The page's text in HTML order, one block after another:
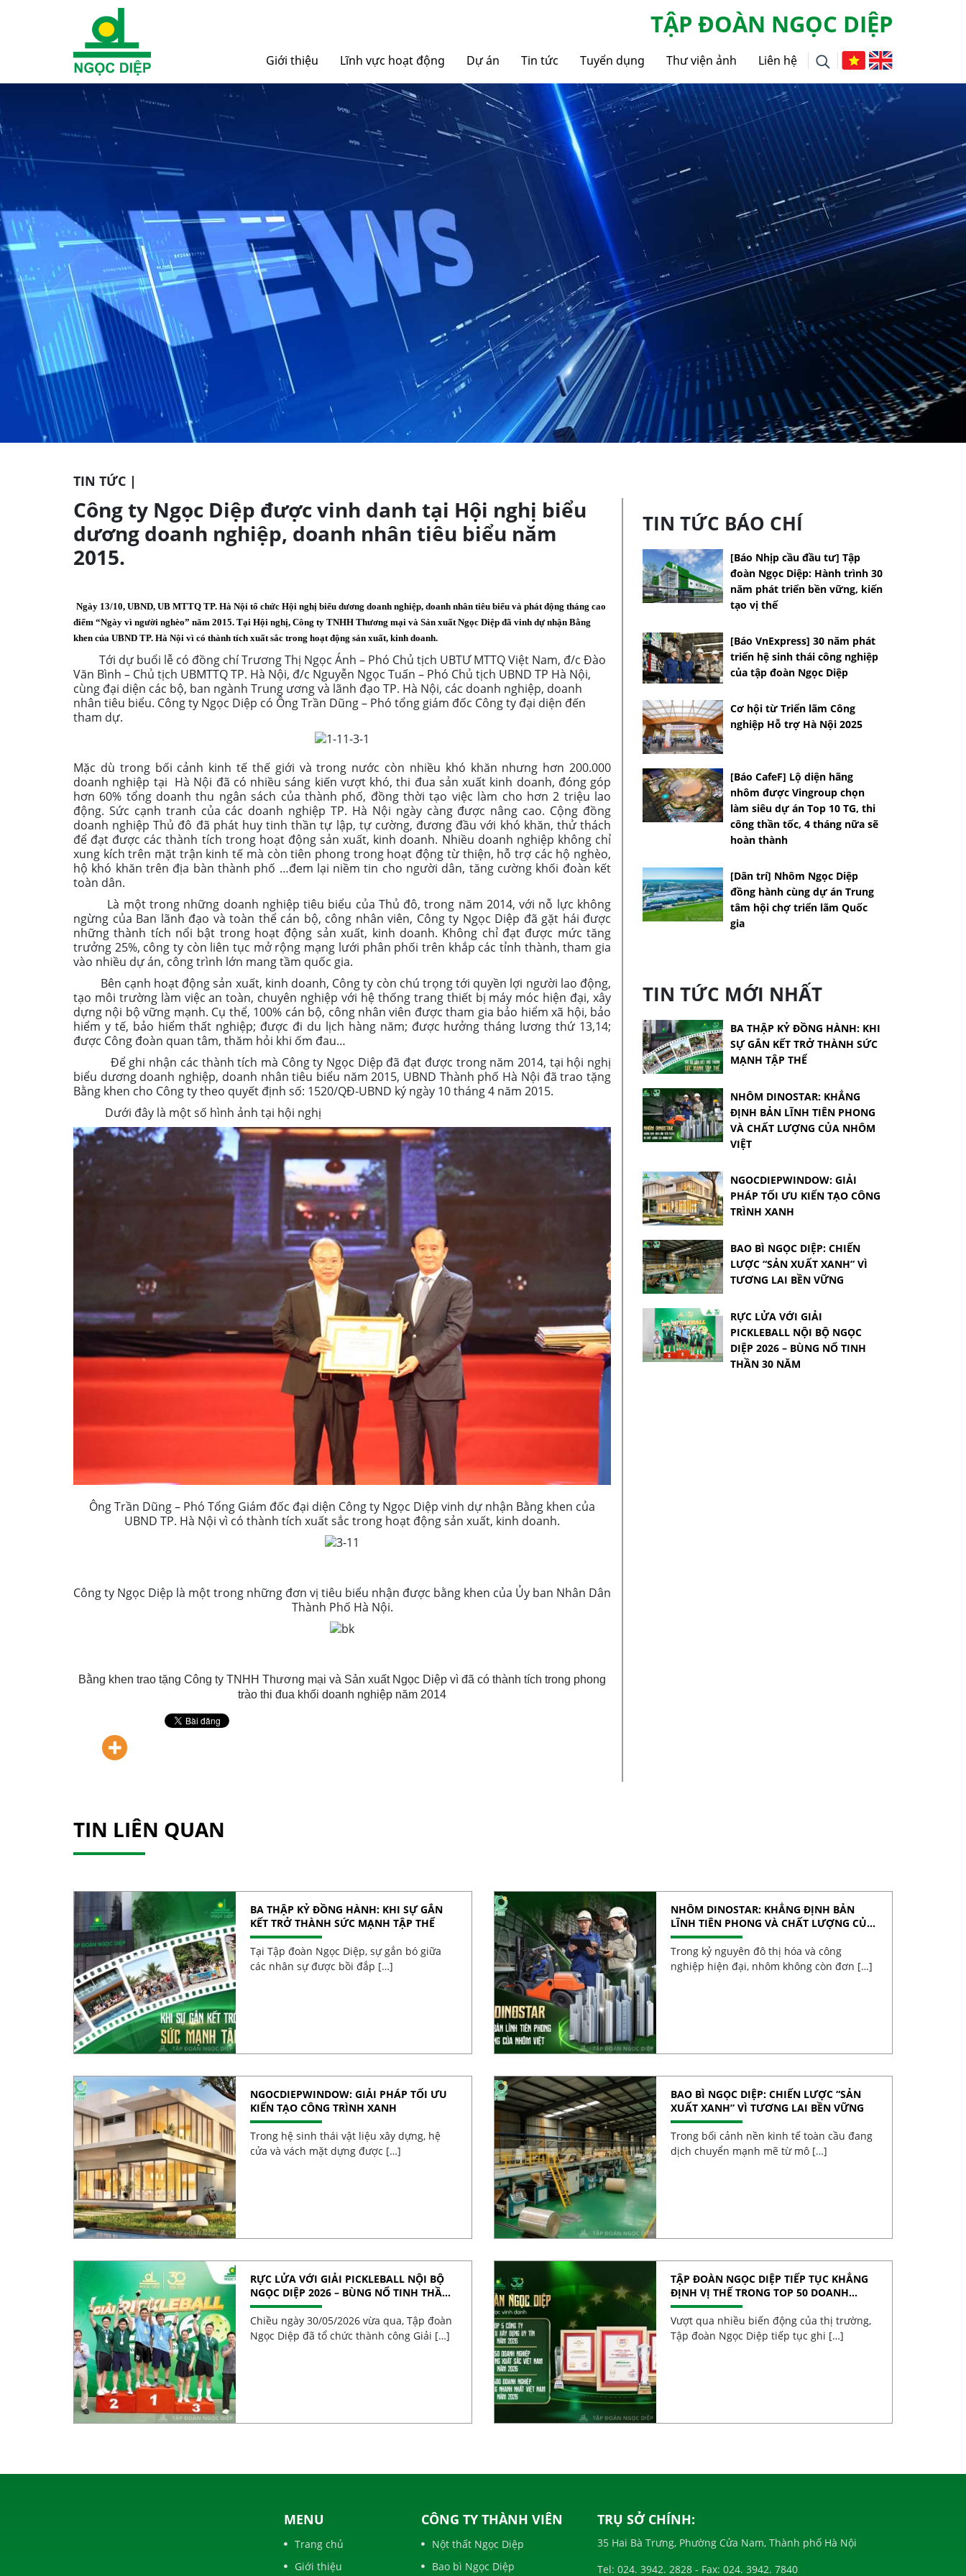
TẬP ĐOÀN NGỌC DIỆP
Giới thiệu Lĩnh vực hoạt động
Nội thất Ngọc Diệp
Bao bì Ngọc Diệp
NGOCDIEPWINDOW
Dự án Tin tức
Tin tức Tập đoàn
Báo chí nói về chúng tôi
Tuyển dụng Thư viện ảnh Liên hệ
TIN TỨC |
Công ty Ngọc Diệp được vinh danh tại Hội nghị biểu
dương doanh nghiệp, doanh nhân tiêu biểu năm
2015.
Ngày 13/10, UBND, UB MTTQ TP. Hà Nội tổ chức Hội nghị biểu dương doanh nghiệp, doanh nhân tiêu biểu và phát động tháng cao
điểm “Ngày vì người nghèo” năm 2015. Tại Hội nghị, Công ty TNHH Thương mại và Sản xuất Ngọc Diệp đã vinh dự nhận Bằng
khen của UBND TP. Hà Nội vì có thành tích xuất sắc trong hoạt động sản xuất, kinh doanh.
Tới dự buổi lễ có đồng chí Trương Thị Ngọc Ánh – Phó Chủ tịch UBTƯ MTTQ Việt Nam, đ/c Đào
Văn Bình – Chủ tịch UBMTTQ TP. Hà Nội, đ/c Nguyễn Ngọc Tuấn – Phó Chủ tịch UBND TP Hà Nội,
cùng đại diện các bộ, ban ngành Trung ương và lãnh đạo TP. Hà Nội, các doanh nghiệp, doanh
nhân tiêu biểu. Công ty Ngọc Diệp có Ông Trần Dũng – Phó tổng giám đốc Công ty đại diện đến
tham dự.
Mặc dù trong bối cảnh kinh tế thế giới và trong nước còn nhiều khó khăn nhưng hơn 200.000
doanh nghiệp tại Hà Nội đã có nhiều sáng kiến vượt khó, thi đua sản xuất kinh doanh, đóng góp
hơn 60% tổng doanh thu ngân sách của thành phố, đồng thời tạo việc làm cho hơn 2 triệu lao
động. Sức cạnh tranh của các doanh nghiệp TP. Hà Nội ngày càng được nâng cao. Cộng đồng
doanh nghiệp Thủ đô đã phát huy tinh thần tự lập, tự cường, đương đầu với khó khăn, thử thách
để đạt được các thành tích trong hoạt động sản xuất, kinh doanh. Nhiều doanh nghiệp không chỉ
xung kích trên mặt trận kinh tế mà còn tiên phong trong hoạt động từ thiện, hỗ trợ các hộ nghèo,
hộ khó khăn trên địa bàn thành phố …đem lại niềm tin cho người dân, tăng cường khối đoàn kết
toàn dân.
Là một trong những doanh nghiệp tiêu biểu của Thủ đô, trong năm 2014, với nỗ lực không
ngừng của Ban lãnh đạo và toàn thể cán bộ, công nhân viên, Công ty Ngọc Diệp đã gặt hái được
những thành tích nổi bật trong hoạt động sản xuất, kinh doanh. Không chỉ đạt được mức tăng
trưởng 25%, công ty còn liên tục mở rộng mạng lưới phân phối trên khắp các tỉnh thành, tham gia
vào nhiều dự án, công trình lớn mang tầm quốc gia.
Bên cạnh hoạt động sản xuất, kinh doanh, Công ty còn chú trọng tới quyền lợi người lao động,
tạo môi trường làm việc an toàn, chuyên nghiệp với hệ thống trang thiết bị máy móc hiện đại, xây
dựng nội bộ vững mạnh. Cụ thể, 100% cán bộ, công nhân viên được tham gia bảo hiểm xã hội, bảo
hiểm y tế, bảo hiểm thất nghiệp; được đi du lịch hàng năm; được hưởng tháng lương thứ 13,14;
được Công đoàn quan tâm, thăm hỏi khi ốm đau…
Để ghi nhận các thành tích mà Công ty Ngọc Diệp đã đạt được trong năm 2014, tại hội nghị
biểu dương doanh nghiệp, doanh nhân tiêu biểu năm 2015, UBND Thành phố Hà Nội đã trao tặng
Bằng khen cho Công ty theo quyết định số: 1520/QĐ-UBND ký ngày 10 tháng 4 năm 2015.
Dưới đây là một số hình ảnh tại hội nghị
Ông Trần Dũng – Phó Tổng Giám đốc đại diện Công ty Ngọc Diệp vinh dự nhận Bằng khen của
UBND TP. Hà Nội vì có thành tích xuất sắc trong hoạt động sản xuất, kinh doanh.
Công ty Ngọc Diệp là một trong những đơn vị tiêu biểu nhận được bằng khen của Ủy ban Nhân Dân
Thành Phố Hà Nội.
Bằng khen trao tặng Công ty TNHH Thương mại và Sản xuất Ngọc Diệp vì đã có thành tích trong phong
trào thi đua khối doanh nghiệp năm 2014
TIN TỨC BÁO CHÍ
[Báo Nhịp cầu đầu tư] Tập
đoàn Ngọc Diệp: Hành trình 30
năm phát triển bền vững, kiến
tạo vị thế
[Báo VnExpress] 30 năm phát
triển hệ sinh thái công nghiệp
của tập đoàn Ngọc Diệp
Cơ hội từ Triển lãm Công
nghiệp Hỗ trợ Hà Nội 2025
[Báo CafeF] Lộ diện hãng
nhôm được Vingroup chọn
làm siêu dự án Top 10 TG, thi
công thần tốc, 4 tháng nữa sẽ
hoàn thành
[Dân trí] Nhôm Ngọc Diệp
đồng hành cùng dự án Trung
tâm hội chợ triển lãm Quốc
gia
TIN TỨC MỚI NHẤT
BA THẬP KỶ ĐỒNG HÀNH: KHI
SỰ GẮN KẾT TRỞ THÀNH SỨC
MẠNH TẬP THỂ
NHÔM DINOSTAR: KHẲNG
ĐỊNH BẢN LĨNH TIÊN PHONG
VÀ CHẤT LƯỢNG CỦA NHÔM
VIỆT
NGOCDIEPWINDOW: GIẢI
PHÁP TỐI ƯU KIẾN TẠO CÔNG
TRÌNH XANH
BAO BÌ NGỌC DIỆP: CHIẾN
LƯỢC “SẢN XUẤT XANH” VÌ
TƯƠNG LAI BỀN VỮNG
RỰC LỬA VỚI GIẢI
PICKLEBALL NỘI BỘ NGỌC
DIỆP 2026 – BÙNG NỔ TINH
THẦN 30 NĂM
TIN LIÊN QUAN
BA THẬP KỶ ĐỒNG HÀNH: KHI SỰ GẮN
KẾT TRỞ THÀNH SỨC MẠNH TẬP THỂ
Tại Tập đoàn Ngọc Diệp, sự gắn bó giữa
các nhân sự được bồi đắp […]
NHÔM DINOSTAR: KHẲNG ĐỊNH BẢN
LĨNH TIÊN PHONG VÀ CHẤT LƯỢNG CỦA
NHÔM VIỆT
Trong kỷ nguyên đô thị hóa và công
nghiệp hiện đại, nhôm không còn đơn […]
NGOCDIEPWINDOW: GIẢI PHÁP TỐI ƯU
KIẾN TẠO CÔNG TRÌNH XANH
Trong hệ sinh thái vật liệu xây dựng, hệ
cửa và vách mặt dựng được […]
BAO BÌ NGỌC DIỆP: CHIẾN LƯỢC “SẢN
XUẤT XANH” VÌ TƯƠNG LAI BỀN VỮNG
Trong bối cảnh nền kinh tế toàn cầu đang
dịch chuyển mạnh mẽ từ mô […]
RỰC LỬA VỚI GIẢI PICKLEBALL NỘI BỘ
NGỌC DIỆP 2026 – BÙNG NỔ TINH THẦN
30 NĂM
Chiều ngày 30/05/2026 vừa qua, Tập đoàn
Ngọc Diệp đã tổ chức thành công Giải […]
TẬP ĐOÀN NGỌC DIỆP TIẾP TỤC KHẲNG
ĐỊNH VỊ THẾ TRONG TOP 50 DOANH
NGHIỆP TĂNG TRƯỞNG XUẤT SẮC VIỆT
NAM 2026
Vượt qua nhiều biến động của thị trường,
Tập đoàn Ngọc Diệp tiếp tục ghi […]
MENU
Trang chủ
Giới thiệu
CÔNG TY THÀNH VIÊN
Nột thất Ngọc Diệp
Bao bì Ngọc Diệp
TRỤ SỞ CHÍNH:
35 Hai Bà Trưng, Phường Cửa Nam, Thành phố Hà Nội
Tel: 024. 3942. 2828 - Fax: 024. 3942. 7840